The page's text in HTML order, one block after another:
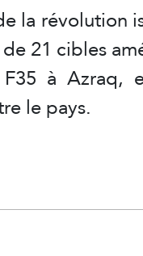
la révolution
21 cibles
à Azraq,
le pays.